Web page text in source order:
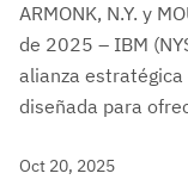
ARMONK, N.Y. y
de 2025 – IBM
alianza
diseñada para
Oct 20, 2025